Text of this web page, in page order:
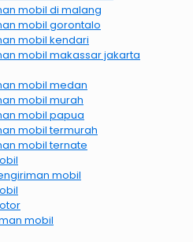
mobil di malang
mobil gorontalo
mobil kendari
mobil makassar jakarta
mobil medan
mobil murah
mobil papua
mobil termurah
mobil ternate
mobil
mobil